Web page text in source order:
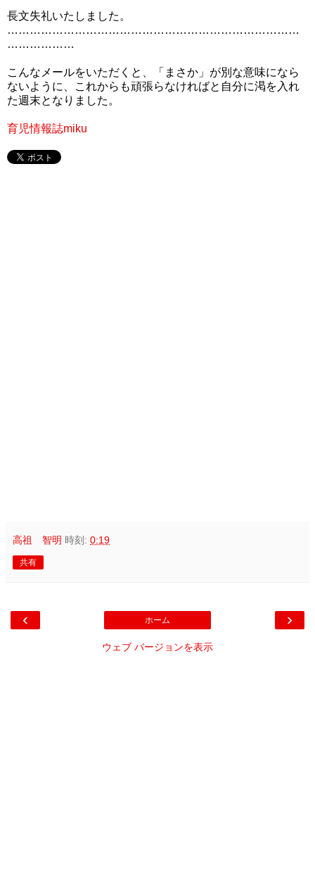
長文失礼いたしました。
……………………………………………………………………
………………
こんなメールをいただくと、「まさか」が別な意味になら
ないように、これからも頑張らなければと自分に渇を入れ
た週末となりました。
育児情報誌miku
高祖 智明 時刻: 0:19
共有
‹ ›
ホーム
ウェブ バージョンを表示